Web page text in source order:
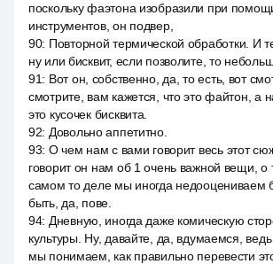
поскольку фаэтона изобразили при
инструментов, он подвер,
90: Повторной термической обработки. И
ну или бисквит, если позволите, то
91: Вот он, собственно, да, то есть, вот
смотрите, вам кажется, что это файтон, а
это кусочек бисквита.
92: Довольно аппетитно.
93: О чем нам с вами говорит весь этот
говорит он нам об 1 очень важной вещи, о
самом то деле мы иногда недооцениваем
быть, да, пове.
94: Дневную, иногда даже комическую
культуры. Ну, давайте, да, вдумаемся,
мы понимаем, как правильно перевести